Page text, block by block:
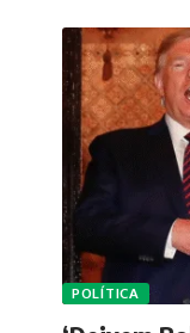
POLÍTICA